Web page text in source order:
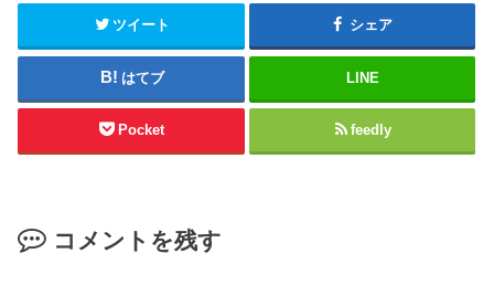
ツイート シェア
はてブ LINE
Pocket feedly
コメントを残す